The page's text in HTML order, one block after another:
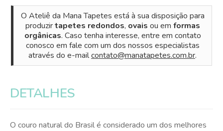
O Ateliê da Mana Tapetes está à sua disposição para
produzirtapetes redondos, ovais ou em formas
orgânicas. Caso tenha interesse, entre em contato
conosco em fale com um dos nossos especialistas
através do e-mailcontato@manatapetes.com.br.
DETALHES
O couro natural do Brasil é considerado um dos melhores